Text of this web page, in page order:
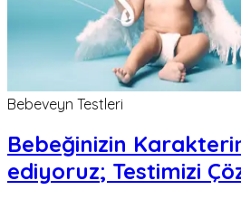
Bebeveyn Testleri
Bebeğinizin
ediyoruz; Testimizi